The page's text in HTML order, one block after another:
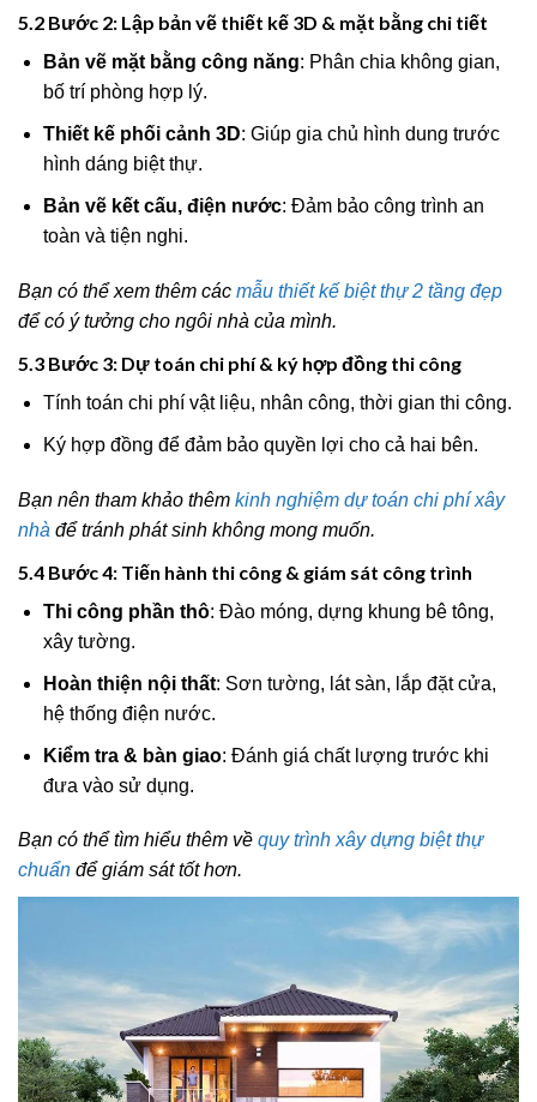
5.2 Bước 2: Lập bản vẽ thiết kế 3D & mặt bằng chi tiết
Bản vẽ mặt bằng công năng: Phân chia không gian,
bố trí phòng hợp lý.
Thiết kế phối cảnh 3D: Giúp gia chủ hình dung trước
hình dáng biệt thự.
Bản vẽ kết cấu, điện nước: Đảm bảo công trình an
toàn và tiện nghi.
Bạn có thể xem thêm các mẫu thiết kế biệt thự 2 tầng đẹp
để có ý tưởng cho ngôi nhà của mình.
5.3 Bước 3: Dự toán chi phí & ký hợp đồng thi công
Tính toán chi phí vật liệu, nhân công, thời gian thi công.
Ký hợp đồng để đảm bảo quyền lợi cho cả hai bên.
Bạn nên tham khảo thêm kinh nghiệm dự toán chi phí xây
nhà để tránh phát sinh không mong muốn.
5.4 Bước 4: Tiến hành thi công & giám sát công trình
Thi công phần thô: Đào móng, dựng khung bê tông,
xây tường.
Hoàn thiện nội thất: Sơn tường, lát sàn, lắp đặt cửa,
hệ thống điện nước.
Kiểm tra & bàn giao: Đánh giá chất lượng trước khi
đưa vào sử dụng.
Bạn có thể tìm hiểu thêm về quy trình xây dựng biệt thự
chuẩn để giám sát tốt hơn.